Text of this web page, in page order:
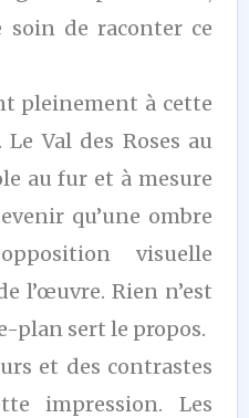
soin de raconter ce
pleinement à cette
Val des Roses au
au fur et à mesure
qu’une ombre
visuelle
l’œuvre. Rien n’est
plan sert le propos.
et des contrastes
impression. Les